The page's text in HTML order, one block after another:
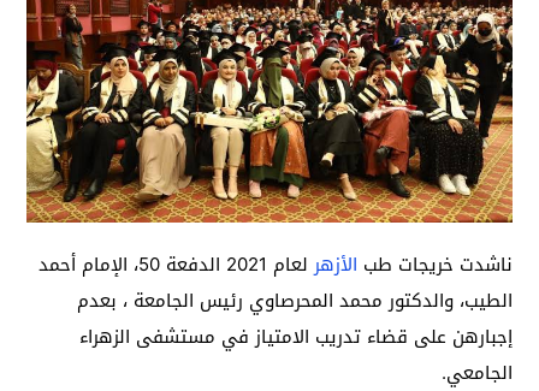
ناشدت خريجات طب الأزهر
لعام 2021 الدفعة 50، الإمام أحمد
الطيب، والدكتور محمد المحرصاوي رئيس الجامعة ، بعدم
إجبارهن على قضاء تدريب الامتياز في مستشفى الزهراء
الجامعي.